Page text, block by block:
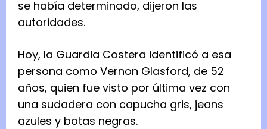
se había determinado, dijeron las
autoridades.
Hoy, la Guardia Costera identificó a esa
persona como Vernon Glasford, de 52
años, quien fue visto por última vez con
una sudadera con capucha gris, jeans
azules y botas negras.